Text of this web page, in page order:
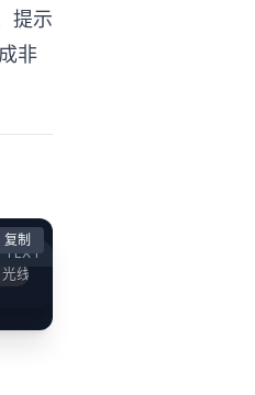
提示
非
TEXT
头角度、背景和构图。匹配皮
复制